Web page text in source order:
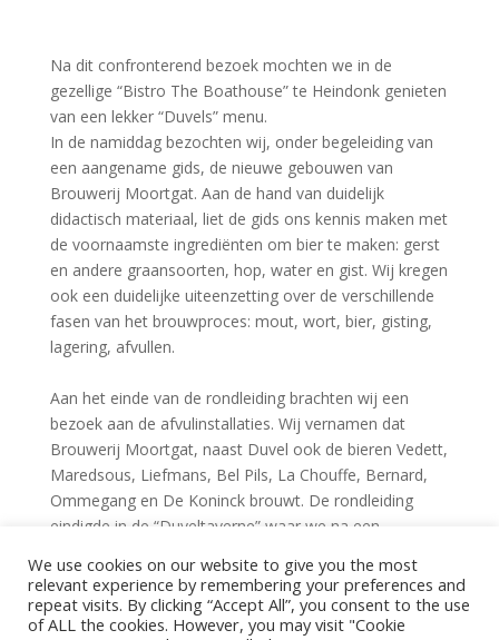
Na dit confronterend bezoek mochten we in de
gezellige “Bistro The Boathouse” te Heindonk genieten
van een lekker “Duvels” menu.
In de namiddag bezochten wij, onder begeleiding van
een aangename gids, de nieuwe gebouwen van
Brouwerij Moortgat. Aan de hand van duidelijk
didactisch materiaal, liet de gids ons kennis maken met
de voornaamste ingrediënten om bier te maken: gerst
en andere graansoorten, hop, water en gist. Wij kregen
ook een duidelijke uiteenzetting over de verschillende
fasen van het brouwproces: mout, wort, bier, gisting,
lagering, afvullen.
Aan het einde van de rondleiding brachten wij een
bezoek aan de afvulinstallaties. Wij vernamen dat
Brouwerij Moortgat, naast Duvel ook de bieren Vedett,
Maredsous, Liefmans, Bel Pils, La Chouffe, Bernard,
Ommegang en De Koninck brouwt. De rondleiding
eindigde in de “Duveltaverne” waar we na een
keuze aangeboden kregen. Tot slot kreeg ieder nog
een mooi degustatieglas van Duvel als geschenk.
Justin La Rivière
We use cookies on our website to give you the most
relevant experience by remembering your preferences and
repeat visits. By clicking “Accept All”, you consent to the use
of ALL the cookies. However, you may visit "Cookie